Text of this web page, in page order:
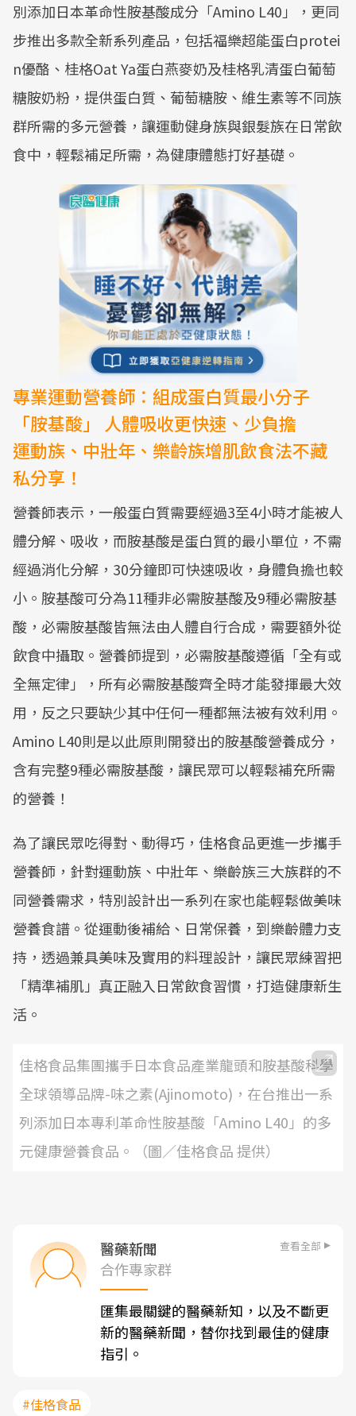
別添加日本革命性胺基酸成分「Amino L40」，更同
步推出多款全新系列產品，包括福樂超能蛋白protei
n優酪、桂格Oat Ya蛋白燕麥奶及桂格乳清蛋白葡萄
糖胺奶粉，提供蛋白質、葡萄糖胺、維生素等不同族
群所需的多元營養，讓運動健身族與銀髮族在日常飲
食中，輕鬆補足所需，為健康體態打好基礎。
專業運動營養師：組成蛋白質最小分子
「胺基酸」 人體吸收更快速、少負擔
運動族、中壯年、樂齡族增肌飲食法不藏
私分享！
營養師表示，一般蛋白質需要經過3至4小時才能被人
體分解、吸收，而胺基酸是蛋白質的最小單位，不需
經過消化分解，30分鐘即可快速吸收，身體負擔也較
小。胺基酸可分為11種非必需胺基酸及9種必需胺基
酸，必需胺基酸皆無法由人體自行合成，需要額外從
飲食中攝取。營養師提到，必需胺基酸遵循「全有或
全無定律」，所有必需胺基酸齊全時才能發揮最大效
用，反之只要缺少其中任何一種都無法被有效利用。
Amino L40則是以此原則開發出的胺基酸營養成分，
含有完整9種必需胺基酸，讓民眾可以輕鬆補充所需
的營養！
為了讓民眾吃得對、動得巧，佳格食品更進一步攜手
營養師，針對運動族、中壯年、樂齡族三大族群的不
同營養需求，特別設計出一系列在家也能輕鬆做美味
營養食譜。從運動後補給、日常保養，到樂齡體力支
持，透過兼具美味及實用的料理設計，讓民眾練習把
「精準補肌」真正融入日常飲食習慣，打造健康新生
活。
佳格食品集團攜手日本食品產業龍頭和胺基酸科學
全球領導品牌-味之素(Ajinomoto)，在台推出一系
列添加日本專利革命性胺基酸「Amino L40」的多
元健康營養食品。（圖／佳格食品 提供）
醫藥新聞 查看全部
合作專家群
匯集最關鍵的醫藥新知，以及不斷更
新的醫藥新聞，替你找到最佳的健康
指引。
#佳格食品